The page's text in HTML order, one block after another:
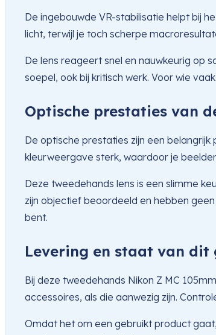
De ingebouwde VR-stabilisatie helpt bij
licht, terwijl je toch scherpe
De lens reageert snel en nauwkeurig op
soepel, ook bij kritisch werk. Voor wie
Optische prestaties van
De optische prestaties zijn een
kleurweergave sterk, waardoor je
Deze tweedehands lens is een slimme
zijn objectief beoordeeld en hebben
bent.
Levering en staat van
Bij deze tweedehands Nikon Z MC
accessoires, als die aanwezig zijn.
Omdat het om een gebruikt product